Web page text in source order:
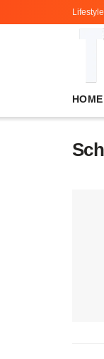
Lifestyle
HOME